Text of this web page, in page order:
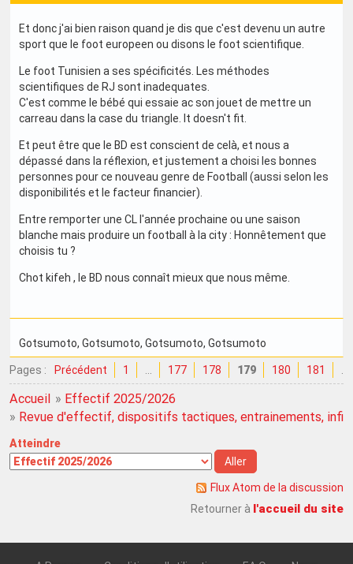
Et donc j'ai bien raison quand je dis que c'est devenu un autre
sport que le foot europeen ou disons le foot scientifique.
Le foot Tunisien a ses spécificités. Les méthodes
scientifiques de RJ sont inadequates.
C'est comme le bébé qui essaie ac son jouet de mettre un
carreau dans la case du triangle. It doesn't fit.
Et peut être que le BD est conscient de celà, et nous a
dépassé dans la réflexion, et justement a choisi les bonnes
personnes pour ce nouveau genre de Football (aussi selon les
disponibilités et le facteur financier).
Entre remporter une CL l'année prochaine ou une saison
blanche mais produire un football à la city : Honnêtement que
choisis tu ?
Chot kifeh , le BD nous connaît mieux que nous même.
Gotsumoto, Gotsumoto, Gotsumoto, Gotsumoto
Pages : Précédent 1 … 177 178 179 180 181 …
Accueil » Effectif 2025/2026
» Revue d'effectif, dispositifs tactiques, entrainements,
Atteindre
Flux Atom de la discussion
Retourner à l'accueil du site